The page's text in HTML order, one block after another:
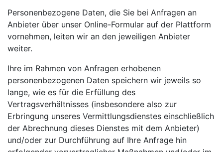
Personenbezogene Daten, die Sie bei Anfragen an
Anbieter über unser Online-Formular auf der Plattform
vornehmen, leiten wir an den jeweiligen Anbieter
weiter.
Ihre im Rahmen von Anfragen erhobenen
personenbezogenen Daten speichern wir jeweils so
lange, wie es für die Erfüllung des
Vertragsverhältnisses (insbesondere also zur
Erbringung unseres Vermittlungsdienstes einschließlich
der Abrechnung dieses Dienstes mit dem Anbieter)
und/oder zur Durchführung auf Ihre Anfrage hin